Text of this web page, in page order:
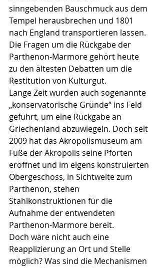
sinngebenden Bauschmuck aus dem
Tempel herausbrechen und 1801
nach England transportieren lassen.
Die Fragen um die Rückgabe der
Parthenon-Marmore gehört heute
zu den ältesten Debatten um die
Restitution von Kulturgut.
Lange Zeit wurden auch sogenannte
„konservatorische Gründe“ ins Feld
geführt, um eine Rückgabe an
Griechenland abzuwiegeln. Doch seit
2009 hat das Akropolismuseum am
Fuße der Akropolis seine Pforten
eröffnet und im eigens konstruierten
Obergeschoss, in Sichtweite zum
Parthenon, stehen
Stahlkonstruktionen für die
Aufnahme der entwendeten
Parthenon-Marmore bereit.
Doch wäre nicht auch eine
Reapplizierung an Ort und Stelle
möglich? Was sind die Mechanismen